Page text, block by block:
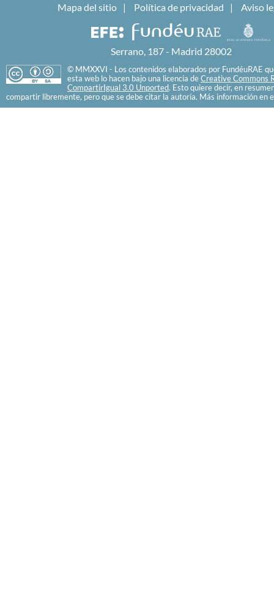
Mapa del sitio Política de privacidad Aviso
Serrano, 187 - Madrid 28002
© MMXXVI - Los contenidos elaborados por FundéuRAE
esta web lo hacen bajo una licencia de Creative Commons
CompartirIgual 3.0 Unported. Esto quiere decir, en
compartir libremente, pero que se debe citar la autoría. Más información en